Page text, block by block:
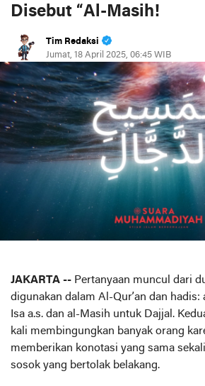
Disebut “Al-Masih!
Tim Redaksi
Jumat, 18 April 2025, 06:45 WIB
JAKARTA -- Pertanyaan muncul dari
digunakan dalam Al-Qur’an dan
Isa a.s. dan al-Masih untuk Dajjal.
kali membingungkan banyak orang
memberikan konotasi yang sama
sosok yang bertolak belakang.